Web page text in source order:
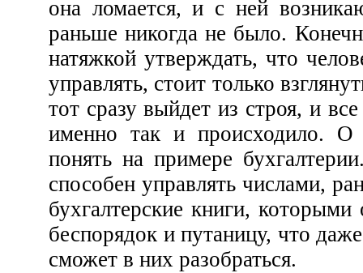
она ломается, и с ней
раньше никогда не было. Конечно,
натяжкой утверждать, что человеку, который
управлять, стоит только взглянуть на какой-то агрегат, и
тот сразу выйдет из строя, и все же были случаи, когда
именно так и происходило. О чем идет речь, легче
понять на примере бухгалтерии. Человек, который не
способен управлять числами, рано
бухгалтерские книги, которыми он занимается, в
беспорядок и путаницу, что даже опытный бухгалтер не
сможет в них разобраться.